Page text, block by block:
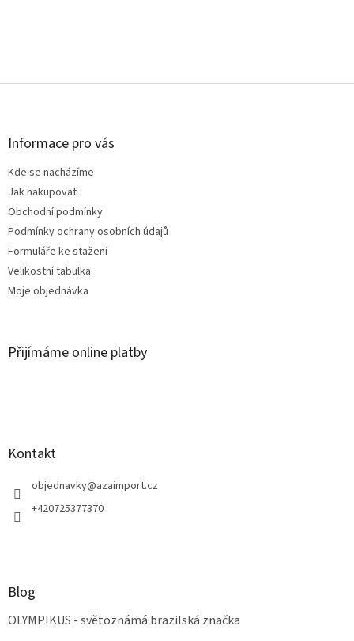
Z
Informace pro vás
Kde se nacházíme
Jak nakupovat
Obchodní podmínky
Podmínky ochrany osobních údajů
Formuláře ke stažení
Velikostní tabulka
Moje objednávka
Přijímáme online platby
Kontakt
objednavky@azaimport.cz
+420725377370
Blog
OLYMPIKUS - světoznámá brazilská značka